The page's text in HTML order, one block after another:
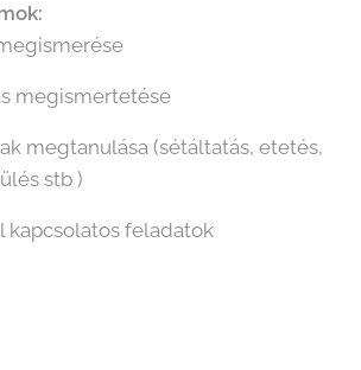
megismertetése
megtanulása (sétáltatás, etetés,
stb )
kapcsolatos feladatok